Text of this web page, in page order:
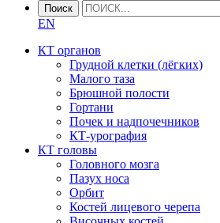
Поиск
EN
КТ органов
Грудной клетки (лёгких)
Малого таза
Брюшной полости
Гортани
Почек и надпочечников
КТ-урография
КТ головы
Головного мозга
Пазух носа
Орбит
Костей лицевого черепа